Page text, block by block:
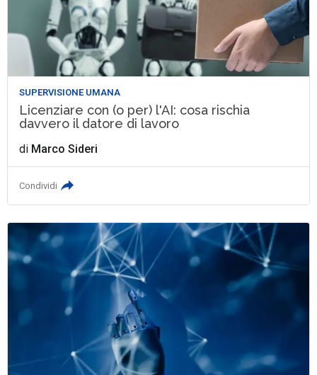
SUPERVISIONE UMANA
Licenziare con (o per) l'AI: cosa rischia
davvero il datore di lavoro
di Marco Sideri
Condividi